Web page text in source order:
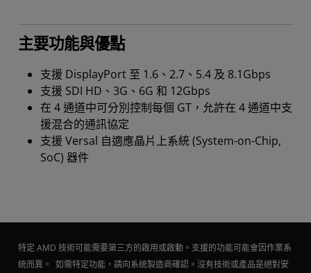
主要功能與優點
支援 DisplayPort 至 1.6、2.7、5.4 及 8.1Gbps
支援 SDI HD、3G、6G 和 12Gbps
在 4 通道中可分別控制每個 GT，允許在 4 通道中支
援混合的通訊協定
支援 Versal 自適應晶片上系統 (System-on-Chip,
SoC) 器件
特定 AMD 技術可能需要第三方的啟用或啟動。支援的功能可能會因作業系
統而異。 如需特定功能，請向系統製造商確認。沒有技術或產品是絕對安